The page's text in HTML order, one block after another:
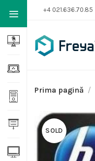
+4 021.636.70.85
Prima pagină
SOLD